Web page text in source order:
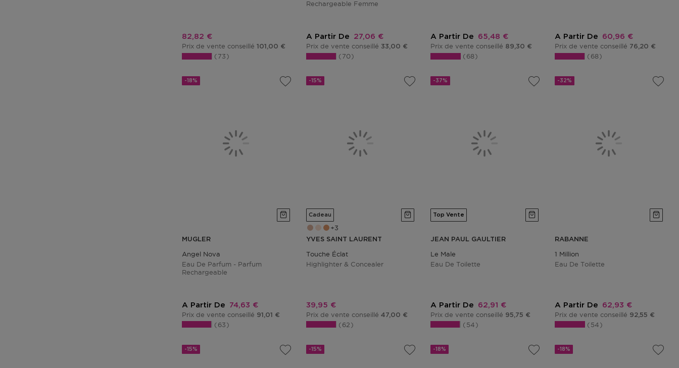
Prix promotionnel
82,82 €
Prix de vente conseillé 101,00 €
73
Rechargeable Femme
A Partir De Prix promotionnel
27,06 €
Prix de vente conseillé 33,00 €
70
A Partir De Prix promotionnel
65,48 €
Prix de vente conseillé 89,30 €
68
A Partir De Prix promotionnel
60,96 €
Prix de vente conseillé 76,20 €
68
-18%
MUGLER
Angel Nova
Eau De Parfum - Parfum
Rechargeable
A Partir De Prix promotionnel
74,63 €
Prix de vente conseillé 91,01 €
63
-15%
3
Cadeau
YVES SAINT LAURENT
Touche Éclat
Highlighter & Concealer
Prix promotionnel
39,95 €
Prix de vente conseillé 47,00 €
62
-37%
Top Vente
JEAN PAUL GAULTIER
Le Male
Eau De Toilette
A Partir De Prix promotionnel
62,91 €
Prix de vente conseillé 95,75 €
54
-32%
RABANNE
1 Million
Eau De Toilette
A Partir De Prix promotionnel
62,93 €
Prix de vente conseillé 92,55 €
54
-15% -15% -18% -18%